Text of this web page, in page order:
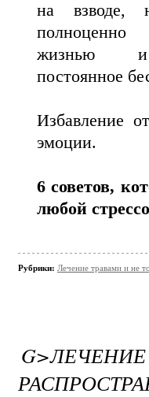
на взводе,
полноценно
жизнью и
постоянное
Избавление
эмоции.
6 советов,
любой
Рубрики: Лечение травами и не